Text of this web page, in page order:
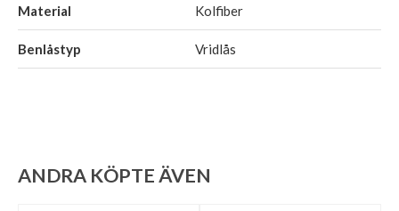
Material Kolfiber
Benlåstyp Vridlås
ANDRA KÖPTE ÄVEN